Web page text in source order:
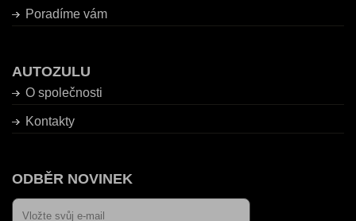
Poradíme vám
AUTOZULU
O společnosti
Kontakty
ODBĚR NOVINEK